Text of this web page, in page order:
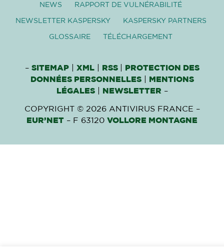
NEWS RAPPORT DE VULNÉRABILITÉ
NEWSLETTER KASPERSKY KASPERSKY PARTNERS
GLOSSAIRE TÉLÉCHARGEMENT
– SITEMAP| XML| RSS
PROTECTION DES
DONNÉES PERSONNELLES|
MENTIONS
LÉGALES| NEWSLETTER –
COPYRIGHT © 2026 ANTIVIRUS FRANCE –
EUR’NET – F 63120 VOLLORE MONTAGNE